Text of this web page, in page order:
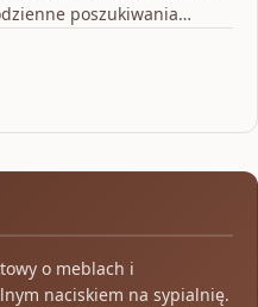
poszukiwania…
o meblach i
naciskiem na sypialnię.